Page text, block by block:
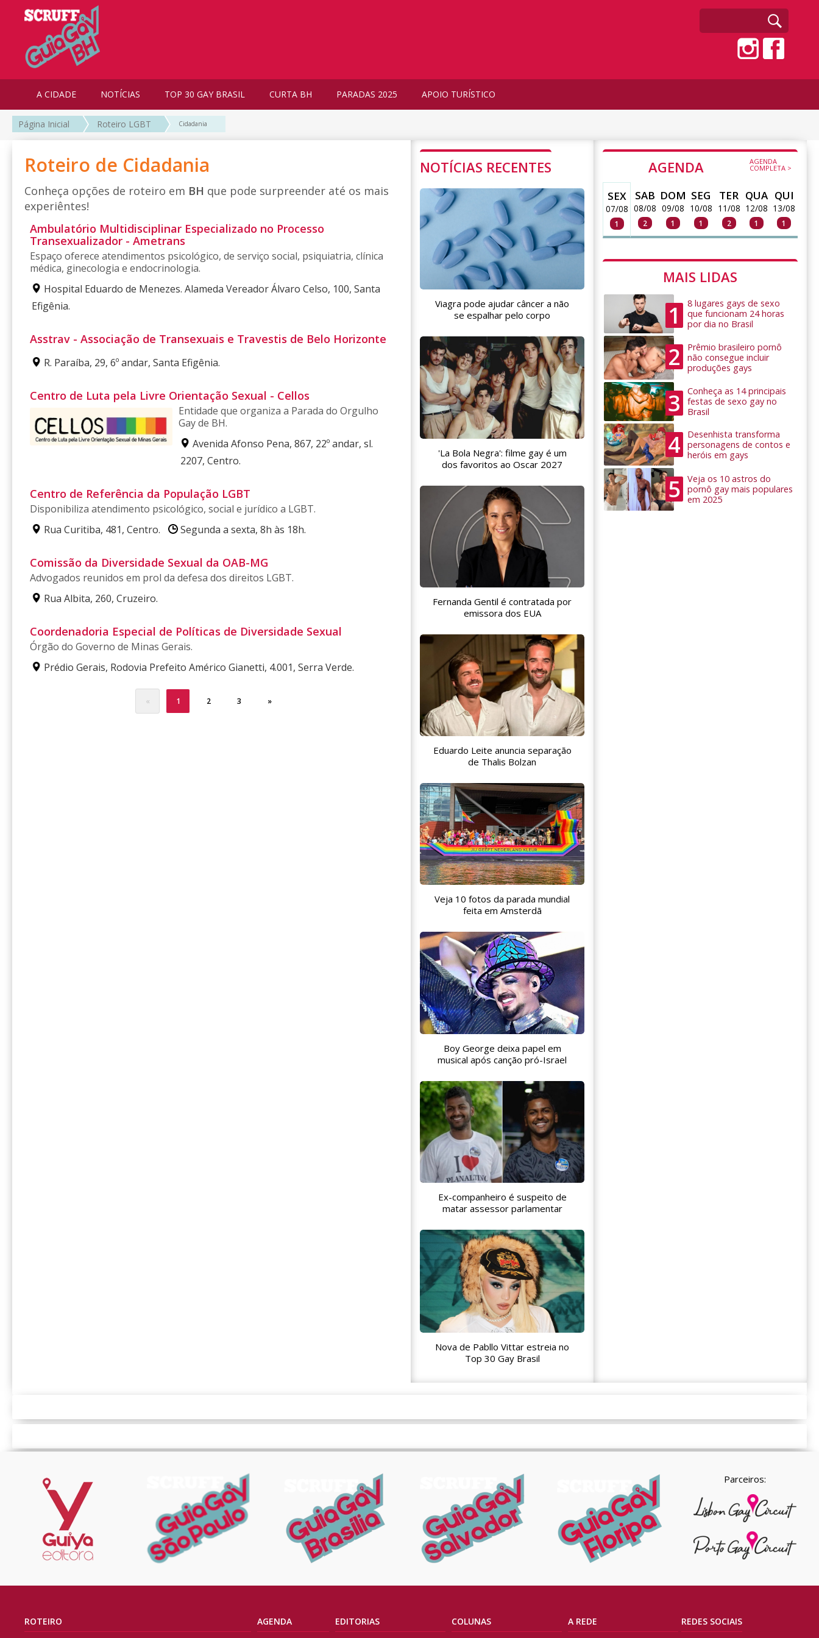
A CIDADE NOTÍCIAS TOP 30 GAY BRASIL CURTA BH PARADAS 2025 APOIO TURÍSTICO
Página Inicial Roteiro LGBT Cidadania
Roteiro de Cidadania
Conheça opções de roteiro em BH que pode surpreender até os mais
experiêntes!
Ambulatório Multidisciplinar Especializado no Processo
Transexualizador - Ametrans
Espaço oferece atendimentos psicológico, de serviço social, psiquiatria, clínica
médica, ginecologia e endocrinologia.
Hospital Eduardo de Menezes. Alameda Vereador Álvaro Celso, 100, Santa
Efigênia.
Asstrav - Associação de Transexuais e Travestis de Belo Horizonte
R. Paraíba, 29, 6º andar, Santa Efigênia.
Centro de Luta pela Livre Orientação Sexual - Cellos
Entidade que organiza a Parada do Orgulho
Gay de BH.
Avenida Afonso Pena, 867, 22º andar, sl.
2207, Centro.
Centro de Referência da População LGBT
Disponibiliza atendimento psicológico, social e jurídico a LGBT.
Rua Curitiba, 481, Centro.
Segunda a sexta, 8h às 18h.
Comissão da Diversidade Sexual da OAB-MG
Advogados reunidos em prol da defesa dos direitos LGBT.
Rua Albita, 260, Cruzeiro.
Coordenadoria Especial de Políticas de Diversidade Sexual
Órgão do Governo de Minas Gerais.
Prédio Gerais, Rodovia Prefeito Américo Gianetti, 4.001, Serra Verde.
« 1 2 3 »
NOTÍCIAS RECENTES
Viagra pode ajudar câncer a não
se espalhar pelo corpo
'La Bola Negra': filme gay é um
dos favoritos ao Oscar 2027
Fernanda Gentil é contratada por
emissora dos EUA
Eduardo Leite anuncia separação
de Thalis Bolzan
Veja 10 fotos da parada mundial
feita em Amsterdã
Boy George deixa papel em
musical após canção pró-Israel
Ex-companheiro é suspeito de
matar assessor parlamentar
Nova de Pabllo Vittar estreia no
Top 30 Gay Brasil
AGENDA AGENDA
COMPLETA >
SEX
07/08
1
SAB
08/08
2
DOM
09/08
1
SEG
10/08
1
TER
11/08
2
QUA
12/08
1
QUI
13/08
1
MAIS LIDAS
1
8 lugares gays de sexo
que funcionam 24 horas
por dia no Brasil
2
Prêmio brasileiro pornô
não consegue incluir
produções gays
3
Conheça as 14 principais
festas de sexo gay no
Brasil
4
Desenhista transforma
personagens de contos e
heróis em gays
5
Veja os 10 astros do
pornô gay mais populares
em 2025
Parceiros:
ROTEIRO AGENDA EDITORIAS COLUNAS A REDE REDES SOCIAIS